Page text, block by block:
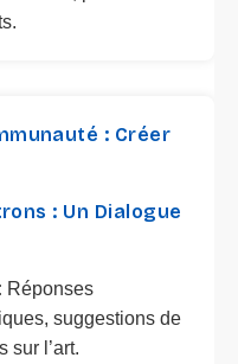
: Créer
: Un Dialogue
Réponses
suggestions de
sur l’art.